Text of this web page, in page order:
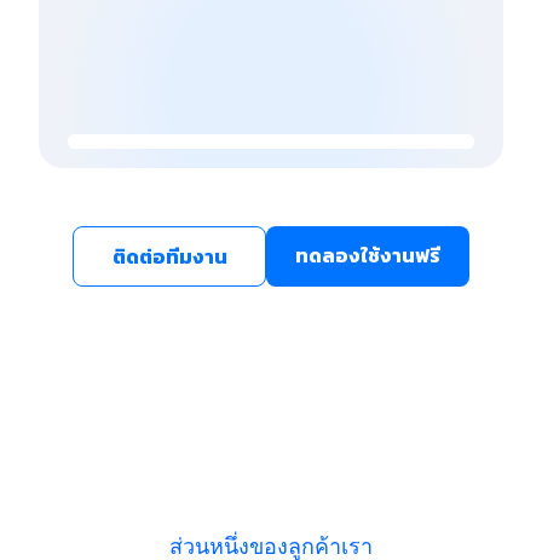
ติดต่อทีมงาน ทดลองใช้งานฟรี
ส่วนหนึ่งของลูกค้าเรา